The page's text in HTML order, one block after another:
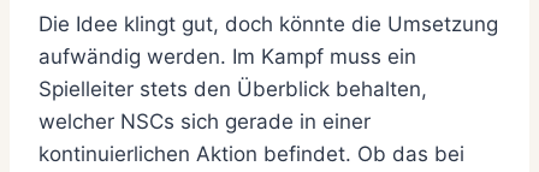
Die Idee klingt gut, doch könnte die Umsetzung
aufwändig werden. Im Kampf muss ein
Spielleiter stets den Überblick behalten,
welcher NSCs sich gerade in einer
kontinuierlichen Aktion befindet. Ob das bei